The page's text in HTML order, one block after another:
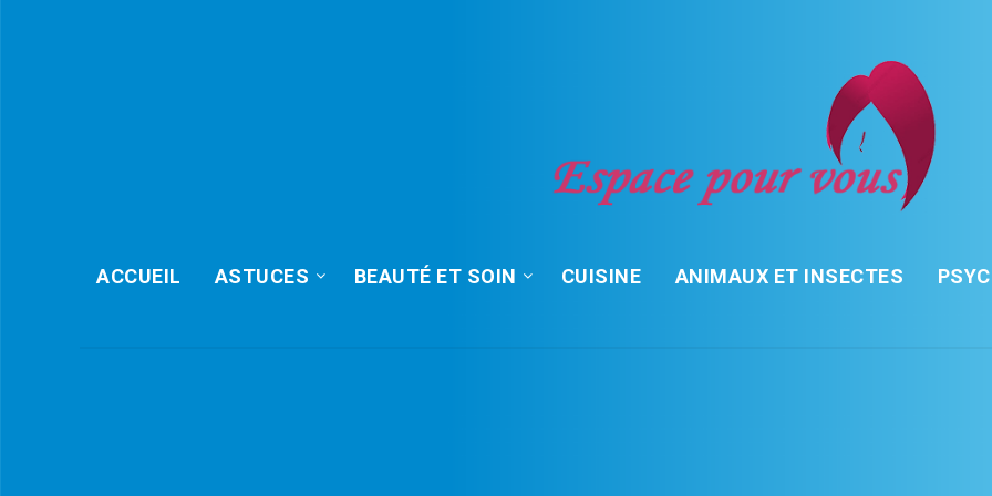
ACCUEIL ASTUCES BEAUTÉ ET SOIN CUISINE ANIMAUX ET INSECTES